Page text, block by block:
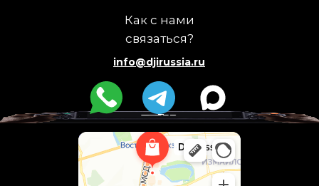
Как с нами
связаться?
info@djirussia.ru